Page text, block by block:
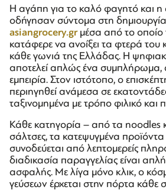
Η αγάπη για το καλό φαγητό και η
οδήγησαν σύντομα στη
asiangrocery.grμέσα από το οποίο
κατάφερε να ανοίξει τα φτερά του
κάθε γωνιά της Ελλάδας. Η
αποτελεί απλώς ένα συμπλήρωμα,
εμπειρία. Στον ιστότοπο, ο
περιηγηθεί ανάμεσα σε
ταξινομημένα με τρόπο φιλικό και
Κάθε κατηγορία – από τα noodles
σάλτσες, τα κατεψυγμένα
συνοδεύεται από λεπτομερείς
διαδικασία παραγγελίας είναι
ασφαλής. Με λίγα μόνο κλικ, ο
γεύσεων έρχεται στην πόρτα κάθε